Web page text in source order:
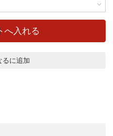
へ入れる
るに追加